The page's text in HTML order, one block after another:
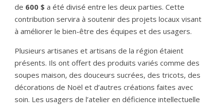
de 600 $ a été divisé entre les deux parties. Cette
contribution servira à soutenir des projets locaux visant
à améliorer le bien-être des équipes et des usagers.
Plusieurs artisanes et artisans de la région étaient
présents. Ils ont offert des produits variés comme des
soupes maison, des douceurs sucrées, des tricots, des
décorations de Noël et d’autres créations faites avec
soin. Les usagers de l’atelier en déficience intellectuelle